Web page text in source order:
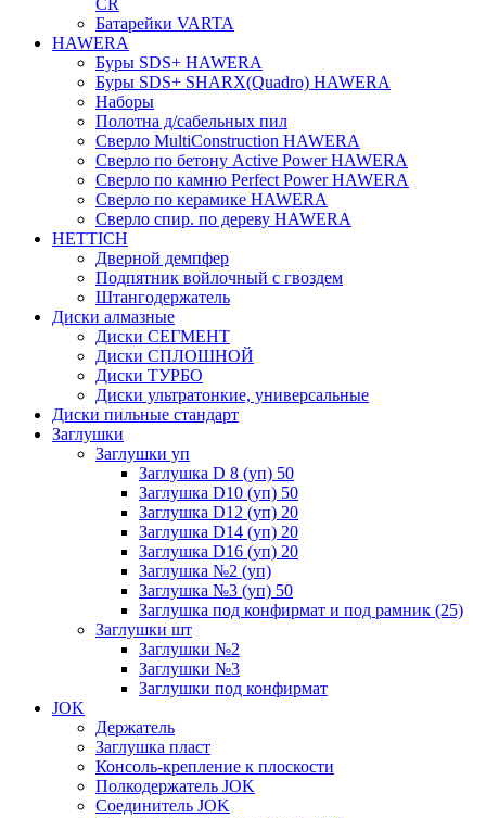
CR
Батарейки VARTA
HAWERA
Буры SDS+ HAWERA
Буры SDS+ SHARX(Quadro) HAWERA
Наборы
Полотна д/сабельных пил
Сверло MultiConstruction HAWERA
Сверло по бетону Active Power HAWERA
Сверло по камню Perfect Power HAWERA
Сверло по керамике HAWERA
Сверло спир. по дереву HAWERA
HETTICH
Дверной демпфер
Подпятник войлочный с гвоздем
Штангодержатель
Диски алмазные
Диски СЕГМЕНТ
Диски СПЛОШНОЙ
Диски ТУРБО
Диски ультратонкие, универсальные
Диски пильные стандарт
Заглушки
Заглушки уп
Заглушка D 8 (уп) 50
Заглушка D10 (уп) 50
Заглушка D12 (уп) 20
Заглушка D14 (уп) 20
Заглушка D16 (уп) 20
Заглушка №2 (уп)
Заглушка №3 (уп) 50
Заглушка под конфирмат и под рамник (25)
Заглушки шт
Заглушки №2
Заглушки №3
Заглушки под конфирмат
JOK
Держатель
Заглушка пласт
Консоль-крепление к плоскости
Полкодержатель JOK
Соединитель JOK